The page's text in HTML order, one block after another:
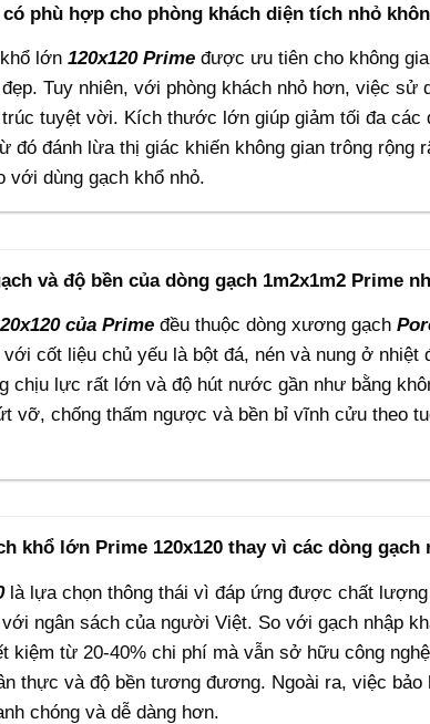
có phù hợp cho phòng khách diện tích nhỏ
lớn 120x120 Primeđược ưu tiên cho không
Tuy nhiên, với phòng khách nhỏ hơn, việc sử
tuyệt vời. Kích thước lớn giúp giảm tối đa các
đó đánh lừa thị giác khiến không gian trông rộng
với dùng gạch khổ nhỏ.
và độ bền của dòng gạch 1m2x1m2 Prime
của Prime đều thuộc dòng xương gạch
cốt liệu chủ yếu là bột đá, nén và nung ở nhiệt
chịu lực rất lớn và độ hút nước gần như bằng
vỡ, chống thấm ngược và bền bỉ vĩnh cửu theo
khổ lớn Prime 120x120 thay vì các dòng gạch
là lựa chọn thông thái vì đáp ứng được chất lượng
ngân sách của người Việt. So với gạch nhập
kiệm từ 20-40% chi phí mà vẫn sở hữu công
thực và độ bền tương đương. Ngoài ra, việc bảo
chóng và dễ dàng hơn.